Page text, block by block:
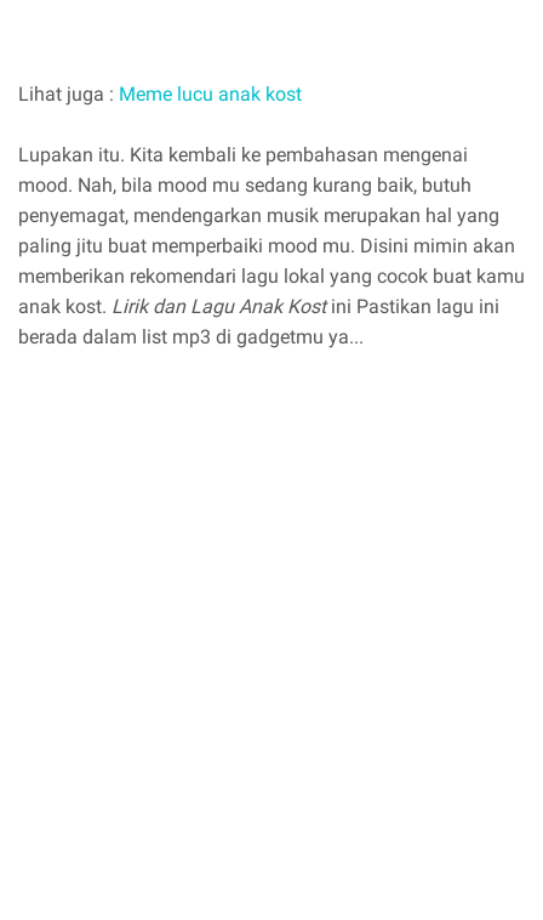
Lihat juga : Meme lucu anak kost
Lupakan itu. Kita kembali ke pembahasan mengenai
mood. Nah, bila mood mu sedang kurang baik, butuh
penyemagat, mendengarkan musik merupakan hal yang
paling jitu buat memperbaiki mood mu. Disini mimin akan
memberikan rekomendari lagu lokal yang cocok buat kamu
anak kost. Lirik dan Lagu Anak Kostini Pastikan lagu ini
berada dalam list mp3 di gadgetmu ya...